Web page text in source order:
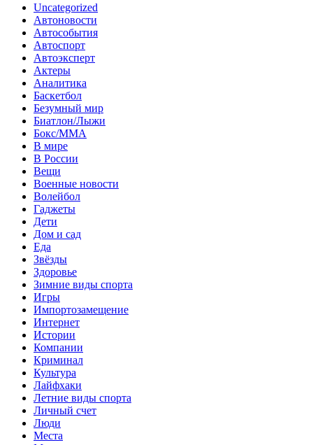
Uncategorized
Автоновости
Автособытия
Автоспорт
Автоэксперт
Актеры
Аналитика
Баскетбол
Безумный мир
Биатлон/Лыжи
Бокс/MMA
В мире
В России
Вещи
Военные новости
Волейбол
Гаджеты
Дети
Дом и сад
Еда
Звёзды
Здоровье
Зимние виды спорта
Игры
Импортозамещение
Интернет
Истории
Компании
Криминал
Культура
Лайфхаки
Летние виды спорта
Личный счет
Люди
Места